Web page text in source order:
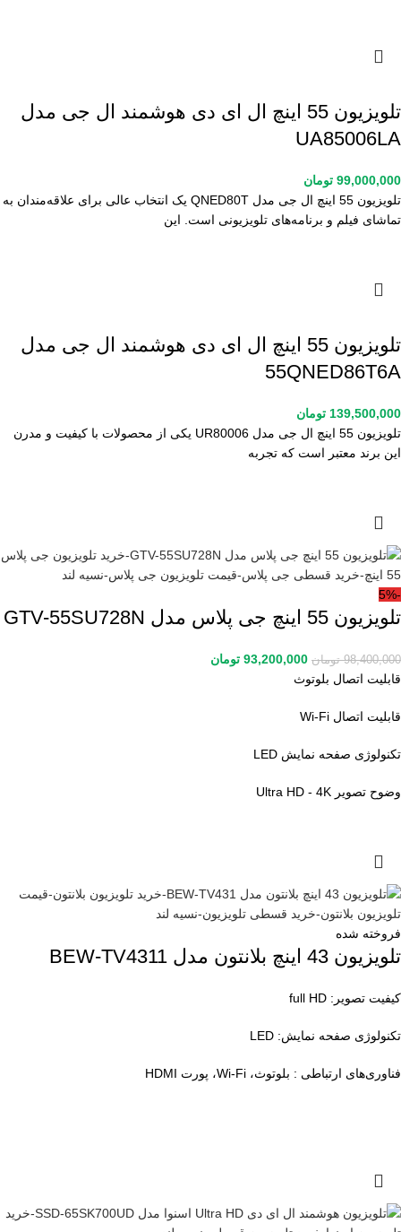
تلویزیون 55 اینچ ال ای دی هوشمند ال جی مدل
UA85006LA
99,000,000 تومان
تلویزیون 55 اینچ ال جی مدل QNED80T یک انتخاب عالی برای علاقه‌مندان به
تماشای فیلم و برنامه‌های تلویزیونی است. این
تلویزیون 55 اینچ ال ای دی هوشمند ال جی مدل
55QNED86T6A
139,500,000 تومان
تلویزیون 55 اینچ ال جی مدل UR80006 یکی از محصولات با کیفیت و مدرن
این برند معتبر است که تجربه
-5%
تلویزیون 55 اینچ جی پلاس مدل GTV-55SU728N
98,400,000 تومان 93,200,000 تومان
قابلیت اتصال بلوتوث
قابلیت اتصال Wi-Fi
تکنولوژی صفحه نمایش LED
وضوح تصویر Ultra HD - 4K
فروخته شده
تلویزیون 43 اینچ بلانتون مدل BEW-TV4311
کیفیت تصویر: full HD
تکنولوژی صفحه نمایش: LED
فناوری‌های ارتباطی : بلوتوث، Wi-Fi، پورت HDMI